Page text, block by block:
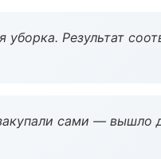
Результат
сами — вышло